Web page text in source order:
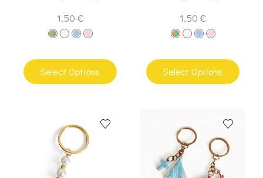
1,50 €
Select Options
1,50 €
Select Options